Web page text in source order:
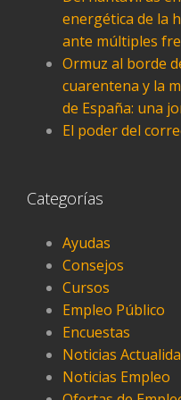
energética de la
ante múltiples
Ormuz al borde
cuarentena y la
de España: una
El poder del
Categorías
Ayudas
Consejos
Cursos
Empleo Público
Encuestas
Noticias
Noticias Empleo